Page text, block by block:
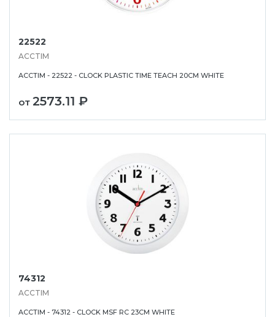
22522
ACCTIM
ACCTIM - 22522 - CLOCK PLASTIC TIME TEACH 20CM WHITE
от 2573.11 ₽
74312
ACCTIM
ACCTIM - 74312 - CLOCK MSF RC 23CM WHITE